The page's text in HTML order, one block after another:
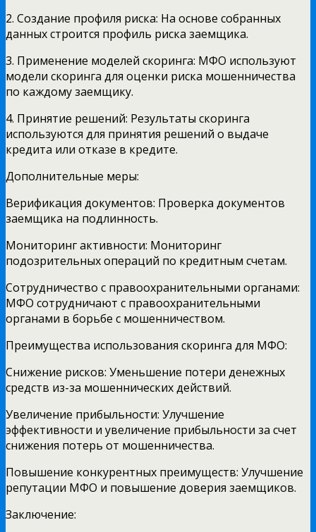
2. Создание профиля риска: На основе собранных
данных строится профиль риска заемщика.
3. Применение моделей скоринга: МФО используют
модели скоринга для оценки риска мошенничества
по каждому заемщику.
4. Принятие решений: Результаты скоринга
используются для принятия решений о выдаче
кредита или отказе в кредите.
Дополнительные меры:
Верификация документов: Проверка документов
заемщика на подлинность.
Мониторинг активности: Мониторинг
подозрительных операций по кредитным счетам.
Сотрудничество с правоохранительными органами:
МФО сотрудничают с правоохранительными
органами в борьбе с мошенничеством.
Преимущества использования скоринга для МФО:
Снижение рисков: Уменьшение потери денежных
средств из-за мошеннических действий.
Увеличение прибыльности: Улучшение
эффективности и увеличение прибыльности за счет
снижения потерь от мошенничества.
Повышение конкурентных преимуществ: Улучшение
репутации МФО и повышение доверия заемщиков.
Заключение: